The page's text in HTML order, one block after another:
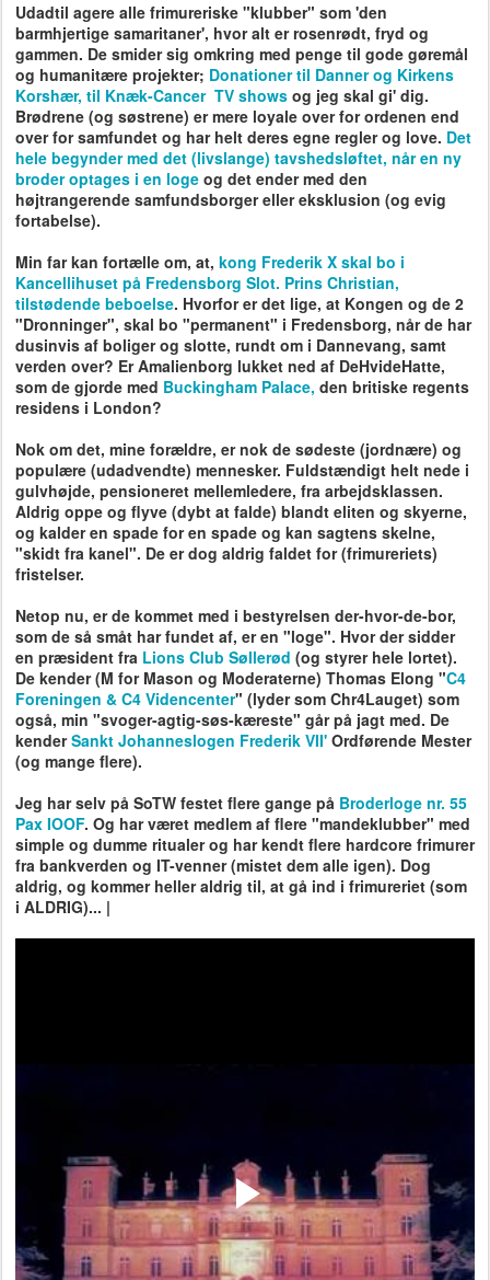
Udadtil agere alle frimureriske "klubber" som 'den
barmhjertige samaritaner', hvor alt er rosenrødt, fryd og
gammen. De smider sig omkring med penge til gode gøremål
og humanitære projekter; Donationer til Danner og Kirkens
Korshær, til Knæk-Cancer TV shows og jeg skal gi' dig.
Brødrene (og søstrene) er mere loyale over for ordenen end
over for samfundet og har helt deres egne regler og love. Det
hele begynder med det (livslange) tavshedsløftet, når en ny
broder optages i en loge og det ender med den
højtrangerende samfundsborger eller eksklusion (og evig
fortabelse).
Min far kan fortælle om, at, kong Frederik X skal bo i
Kancellihuset på Fredensborg Slot. Prins Christian,
tilstødende beboelse. Hvorfor er det lige, at Kongen og de 2
"Dronninger", skal bo "permanent" i Fredensborg, når de har
dusinvis af boliger og slotte, rundt om i Dannevang, samt
verden over? Er Amalienborg lukket ned af DeHvideHatte,
som de gjorde med Buckingham Palace, den britiske regents
residens i London?
Nok om det, mine forældre, er nok de sødeste (jordnære) og
populære (udadvendte) mennesker. Fuldstændigt helt nede i
gulvhøjde, pensioneret mellemledere, fra arbejdsklassen.
Aldrig oppe og flyve (dybt at falde) blandt eliten og skyerne,
og kalder en spade for en spade og kan sagtens skelne,
"skidt fra kanel". De er dog aldrig faldet for (frimureriets)
fristelser.
Netop nu, er de kommet med i bestyrelsen der-hvor-de-bor,
som de så småt har fundet af, er en "loge". Hvor der sidder
en præsident fra Lions Club Søllerød (og styrer hele lortet).
De kender (M for Mason og Moderaterne) Thomas Elong "C4
Foreningen & C4 Videncenter" (lyder som Chr4Lauget) som
også, min "svoger-agtig-søs-kæreste" går på jagt med. De
kenderSankt Johanneslogen Frederik VII' Ordførende Mester
(og mange flere).
Jeg har selv på SoTW festet flere gange på Broderloge nr. 55
Pax IOOF. Og har været medlem af flere "mandeklubber" med
simple og dumme ritualer og har kendt flere hardcore frimurer
fra bankverden og IT-venner (mistet dem alle igen). Dog
aldrig, og kommer heller aldrig til, at gå ind i frimureriet (som
i ALDRIG)... |